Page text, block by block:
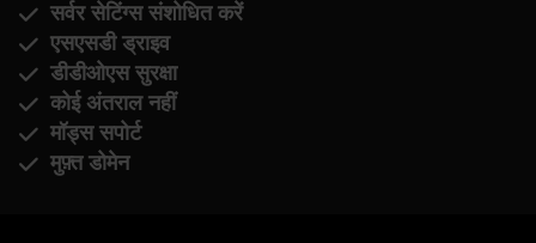
सर्वर सेटिंग्स संशोधित करें
एसएसडी ड्राइव
डीडीओएस सुरक्षा
कोई अंतराल नहीं
मॉड्स सपोर्ट
मुफ़्त डोमेन